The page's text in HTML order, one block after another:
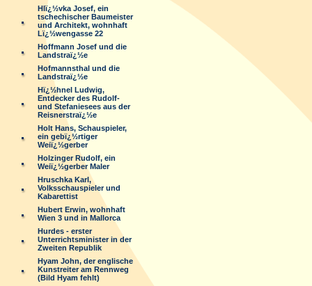
Hlï¿½vka Josef, ein
tschechischer Baumeister
und Architekt, wohnhaft
Lï¿½wengasse 22
Hoffmann Josef und die
Landstraï¿½e
Hofmannsthal und die
Landstraï¿½e
Hï¿½hnel Ludwig,
Entdecker des Rudolf-
und Stefaniesees aus der
Reisnerstraï¿½e
Holt Hans, Schauspieler,
ein gebï¿½rtiger
Weiï¿½gerber
Holzinger Rudolf, ein
Weiï¿½gerber Maler
Hruschka Karl,
Volksschauspieler und
Kabarettist
Hubert Erwin, wohnhaft
Wien 3 und in Mallorca
Hurdes - erster
Unterrichtsminister in der
Zweiten Republik
Hyam John, der englische
Kunstreiter am Rennweg
(Bild Hyam fehlt)